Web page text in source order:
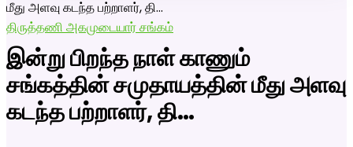
மீது அளவு கடந்த பற்றாளர், தி…
திருத்தணி அகமுடையார் சங்கம்
இன்று பிறந்த நாள் காணும்
சங்கத்தின் சமுதாயத்தின் மீது அளவு
கடந்த பற்றாளர், தி…